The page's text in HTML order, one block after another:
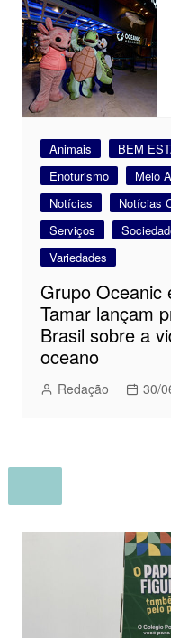
Animais BEM
Enoturismo
Meio
Notícias
Notícias
Serviços
Variedades
Grupo Oceanic
Tamar lançam
Brasil sobre a
oceano
Redação 30/